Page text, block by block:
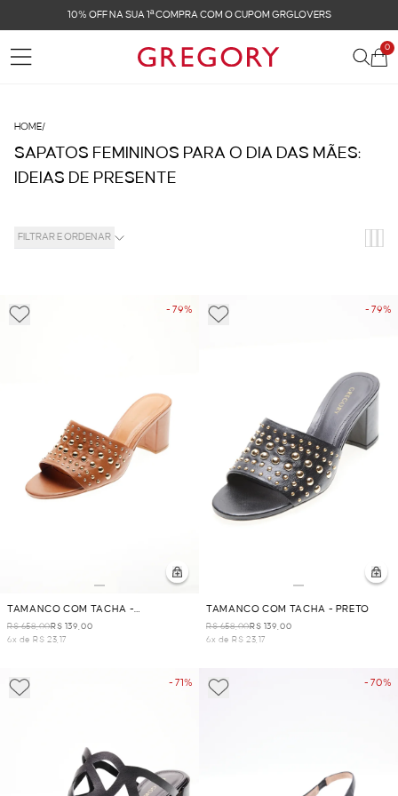
10% OFF NA SUA 1ª COMPRA COM O CUPOM GRGLOVERS
0
HOME/
SAPATOS FEMININOS PARA O DIA DAS MÃES:
IDEIAS DE PRESENTE
FILTRAR E ORDENAR
- 79%
TAMANCO COM TACHA -
CARAMELO
R$ 658,00R$ 139,00
6x de R$ 23,17
- 79%
TAMANCO COM TACHA - PRETO
R$ 658,00R$ 139,00
6x de R$ 23,17
- 71% - 70%